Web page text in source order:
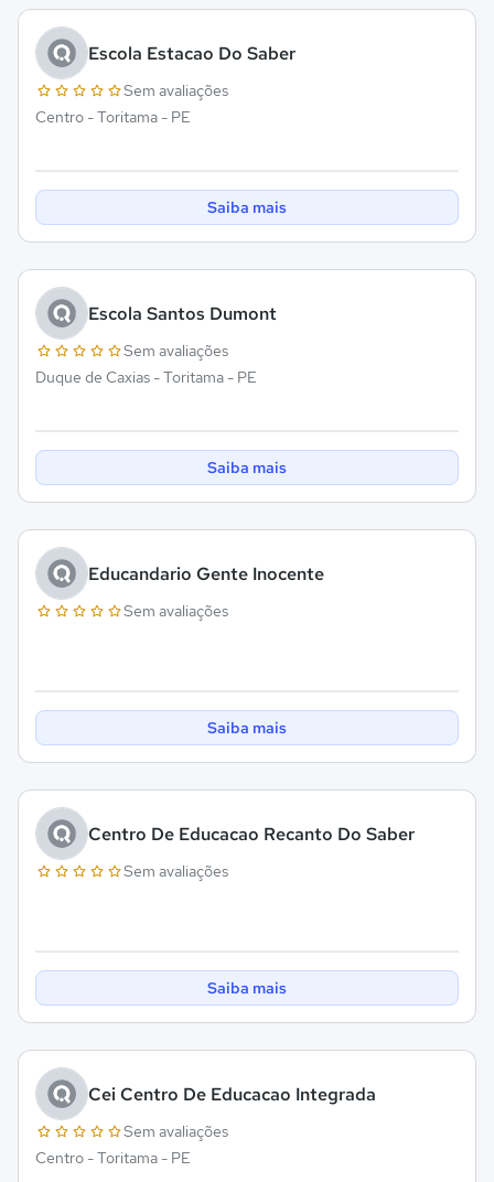
Escola Estacao Do Saber
Sem avaliações
Centro - Toritama - PE
Saiba mais
Escola Santos Dumont
Sem avaliações
Duque de Caxias - Toritama - PE
Saiba mais
Educandario Gente Inocente
Sem avaliações
Saiba mais
Centro De Educacao Recanto Do Saber
Sem avaliações
Saiba mais
Cei Centro De Educacao Integrada
Sem avaliações
Centro - Toritama - PE